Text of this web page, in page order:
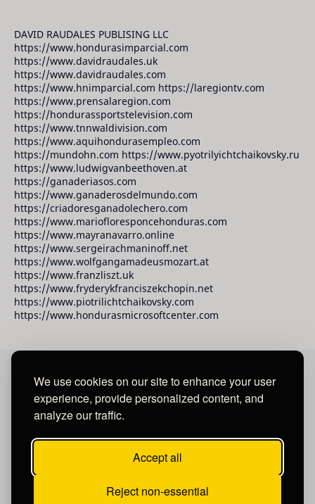
We use cookies on our site to enhance your user
experience, provide personalized content, and
analyze our traffic.
Accept all
Reject non-essential
DAVID RAUDALES PUBLISING LLC
https://www.hondurasimparcial.com
https://www.davidraudales.uk
https://www.davidraudales.com
https://www.hnimparcial.com https://laregiontv.com
https://www.prensalaregion.com
https://hondurassportstelevision.com
https://www.tnnwaldivision.com
https://www.aquihondurasempleo.com
https://mundohn.com https://www.pyotrilyichtchaikovsky.ru
https://www.ludwigvanbeethoven.at
https://ganaderiasos.com
https://www.ganaderosdelmundo.com
https://criadoresganadolechero.com
https://www.mariofloresponcehonduras.com
https://www.mayranavarro.online
https://www.sergeirachmaninoff.net
https://www.wolfgangamadeusmozart.at
https://www.franzliszt.uk
https://www.fryderykfranciszekchopin.net
https://www.piotrilichtchaikovsky.com
https://www.hondurasmicrosoftcenter.com
David Raudales Publishing LLC
Salvador.